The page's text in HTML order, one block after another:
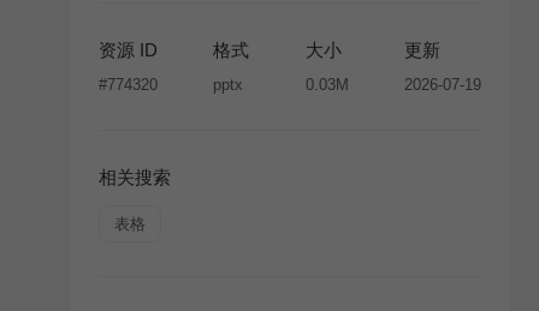
版权声明
条款，禁止任何形式的转让、出售或出租，未
经投权许可任何人不得擅自转载和分发，否则将接照我
资源 ID
#774320
格式
pptx
大小
0.03M
更新
2026-07-19
相关搜索
表格